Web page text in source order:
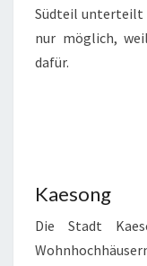
Südteil unterteilt
nur möglich,
dafür.
Kaesong
Die Stadt